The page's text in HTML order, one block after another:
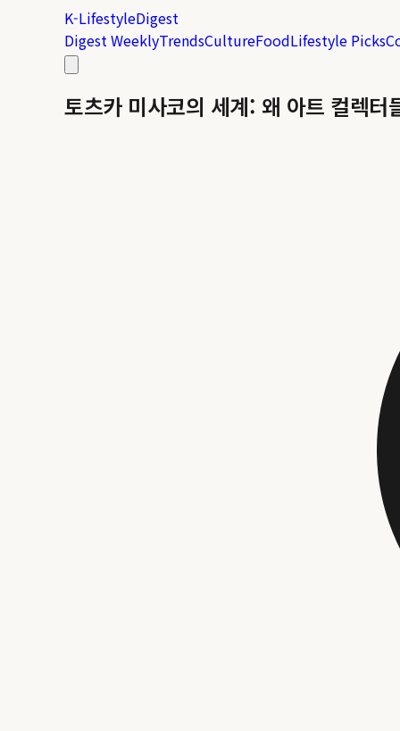
K-LifestyleDigest
Digest WeeklyTrendsCultureFoodLifestyle Picks
토츠카 미사코의 세계: 왜 아트 컬렉